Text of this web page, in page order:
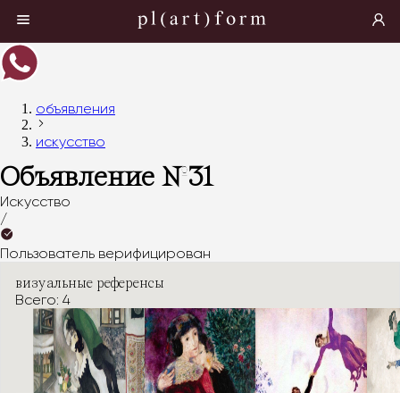
объявления
искусство
Объявление №31
Искусство
/
Пользователь верифицирован
визуальные референсы
Всего: 4